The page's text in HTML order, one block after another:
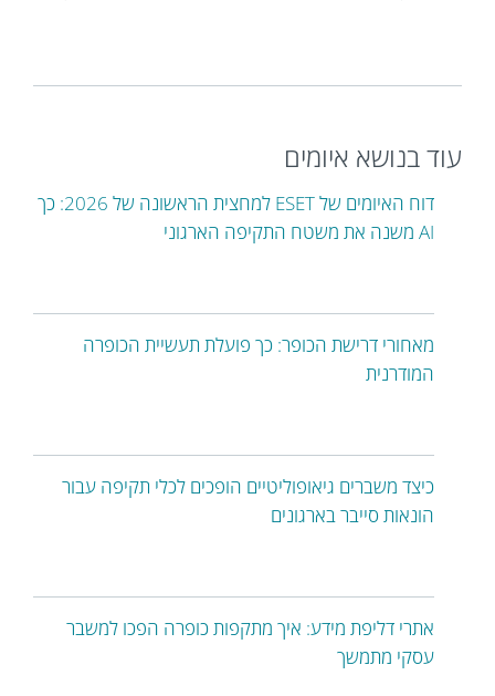
עוד בנושא איומים
דוח האיומים של ESET למחצית הראשונה של 2026: כך
AI משנה את משטח התקיפה הארגוני
מאחורי דרישת הכופר: כך פועלת תעשיית הכופרה
המודרנית
כיצד משברים גיאופוליטיים הופכים לכלי תקיפה עבור
הונאות סייבר בארגונים
אתרי דליפת מידע: איך מתקפות כופרה הפכו למשבר
עסקי מתמשך